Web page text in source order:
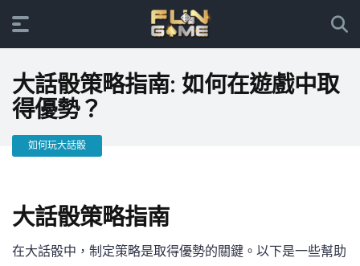
大話骰策略指南: 如何在遊戲中取
得優勢？
如何玩大話骰
大話骰策略指南
在大話骰中，制定策略是取得優勢的關鍵。以下是一些幫助